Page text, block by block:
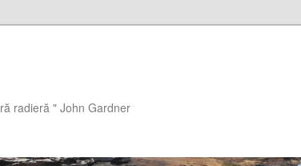
radieră " John Gardner